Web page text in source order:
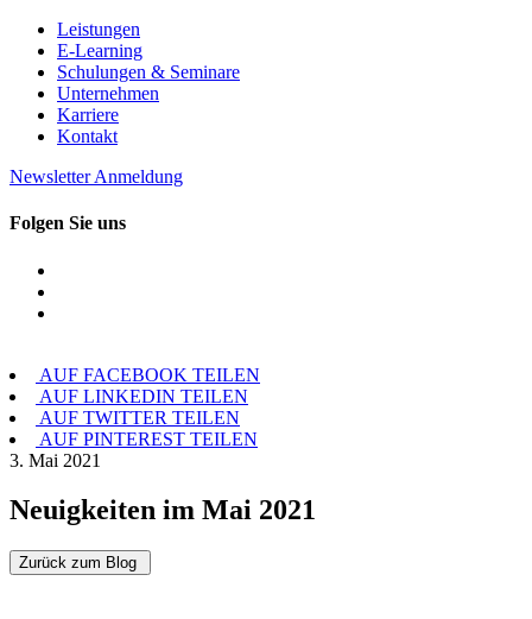
Leistungen
E-Learning
Schulungen & Seminare
Unternehmen
Karriere
Kontakt
Newsletter Anmeldung
Folgen Sie uns
AUF FACEBOOK TEILEN
AUF LINKEDIN TEILEN
AUF TWITTER TEILEN
AUF PINTEREST TEILEN
3. Mai 2021
Neuigkeiten im Mai 2021
Zurück zum Blog